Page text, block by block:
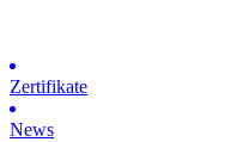
Zertifikate
News